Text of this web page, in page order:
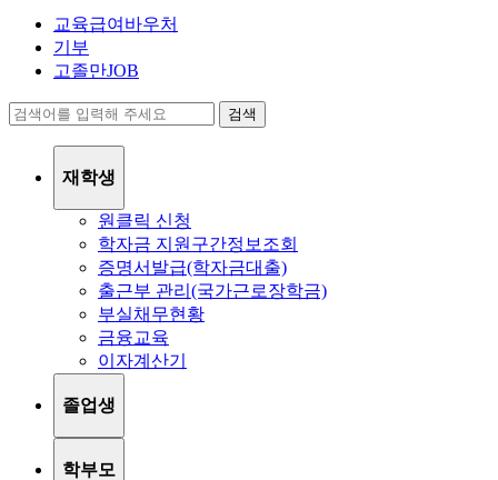
교육급여바우처
기부
고졸만JOB
검색
재학생
원클릭 신청
학자금 지원구간정보조회
증명서발급(학자금대출)
출근부 관리(국가근로장학금)
부실채무현황
금융교육
이자계산기
졸업생
학부모